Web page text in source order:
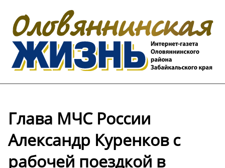
Глава МЧС России
Александр Куренков с
рабочей поездкой в